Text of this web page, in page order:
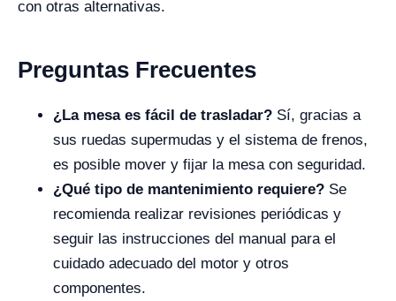
con otras alternativas.
Preguntas Frecuentes
¿La mesa es fácil de trasladar? Sí, gracias a
sus ruedas supermudas y el sistema de frenos,
es posible mover y fijar la mesa con seguridad.
¿Qué tipo de mantenimiento requiere? Se
recomienda realizar revisiones periódicas y
seguir las instrucciones del manual para el
cuidado adecuado del motor y otros
componentes.